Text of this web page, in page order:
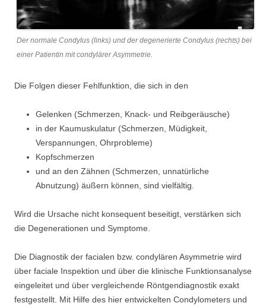
Der normale Condylus (links) und der degenerierte Condylus (rechts) bei
einer Patientin mit condylärer Asymmetrie.
Die Folgen dieser Fehlfunktion, die sich in den
Gelenken (Schmerzen, Knack- und Reibgeräusche)
in der Kaumuskulatur (Schmerzen, Müdigkeit,
Verspannungen, Ohrprobleme)
Kopfschmerzen
und an den Zähnen (Schmerzen, unnatürliche
Abnutzung) äußern können, sind vielfältig.
Wird die Ursache nicht konsequent beseitigt, verstärken sich
die Degenerationen und Symptome.
Die Diagnostik der facialen bzw. condylären Asymmetrie wird
über faciale Inspektion und über die klinische Funktionsanalyse
eingeleitet und über vergleichende Röntgendiagnostik exakt
festgestellt. Mit Hilfe des hier entwickelten Condylometers und